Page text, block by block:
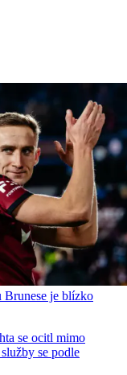
Brunese je blízko
se ocitl mimo
se podle